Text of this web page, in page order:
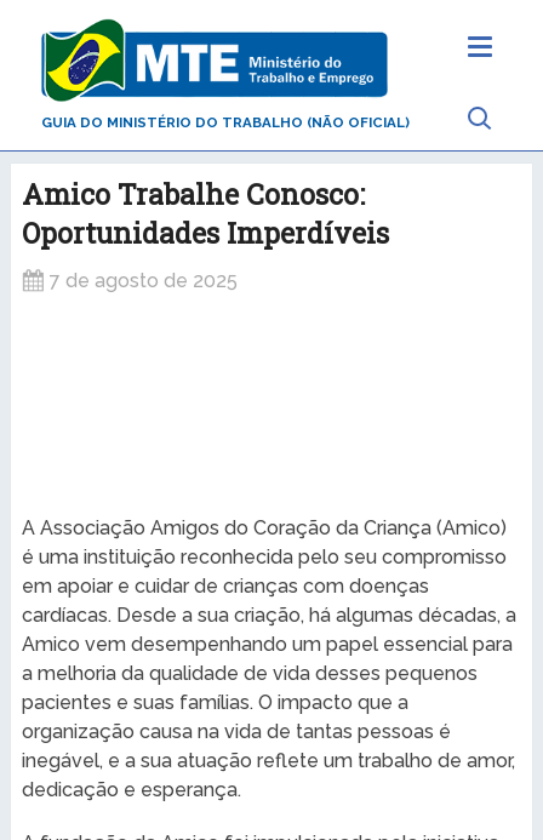
GUIA DO MINISTÉRIO DO TRABALHO (NÃO OFICIAL)
Amico Trabalhe Conosco:
Oportunidades Imperdíveis
7 de agosto de 2025
A Associação Amigos do Coração da Criança (Amico)
é uma instituição reconhecida pelo seu compromisso
em apoiar e cuidar de crianças com doenças
cardíacas. Desde a sua criação, há algumas décadas, a
Amico vem desempenhando um papel essencial para
a melhoria da qualidade de vida desses pequenos
pacientes e suas famílias. O impacto que a
organização causa na vida de tantas pessoas é
inegável, e a sua atuação reflete um trabalho de amor,
dedicação e esperança.